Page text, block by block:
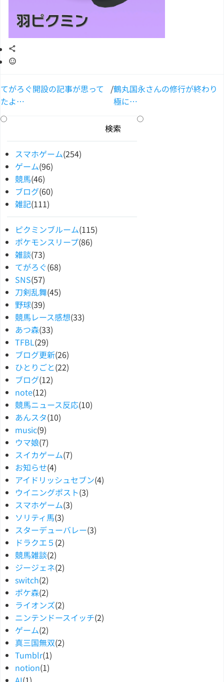
てがろぐ開設の記事が思って
たよ…
/鶴丸国永さんの修行が終わり
極に…
スマホゲーム(254)
ゲーム(96)
競馬(46)
ブログ(60)
雑記(111)
ピクミンブルーム(115)
ポケモンスリープ(86)
雑談(73)
てがろぐ(68)
SNS(57)
刀剣乱舞(45)
野球(39)
競馬レース感想(33)
あつ森(33)
TFBL(29)
ブログ更新(26)
ひとりごと(22)
ブログ(12)
note(12)
競馬ニュース反応(10)
あんスタ(10)
music(9)
ウマ娘(7)
スイカゲーム(7)
お知らせ(4)
アイドリッシュセブン(4)
ウイニングポスト(3)
スマホゲーム(3)
ソリティ馬(3)
スターデューバレー(3)
ドラクエ５ (2)
競馬雑談(2)
ジージェネ(2)
switch(2)
ポケ森(2)
ライオンズ(2)
ニンテンドースイッチ(2)
ゲーム(2)
真三国無双(2)
Tumblr(1)
notion(1)